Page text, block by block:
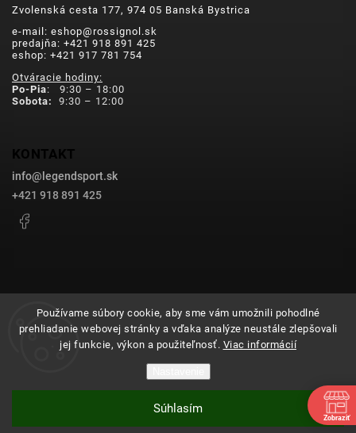
Používame súbory cookie, aby sme vám umožnili pohodlné
prehliadanie webovej stránky a vďaka analýze neustále zlepšovali
jej funkcie, výkon a použiteľnosť. Viac informácií
Súhlasím
Zvolenská cesta 177, 974 05 Banská Bystrica
e-mail: eshop@rossignol.sk
predajňa: +421 918 891 425
eshop: +421 917 781 754
Otváracie hodiny:
Po-Pia: 9:30 – 18:00
Sobota:
9:30 – 12:00
KONTAKT
info@ legendsport.sk
+421 918 891 425
Vytvoril Shoptet
Copyright 2026legendsport.sk. Všetky práva vyhradené.
Grafický návrh vytvořil a nakódoval
Zobraziť